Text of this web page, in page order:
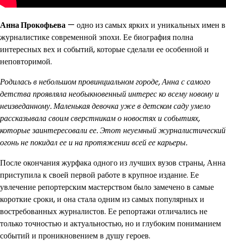
Анна Прокофьева — одно из самых ярких и уникальных имен в
журналистике современной эпохи. Ее биография полна
интересных вех и событий, которые сделали ее особенной и
неповторимой.
Родилась в небольшом провинциальном городе, Анна с самого
детства проявляла необыкновенный интерес ко всему новому и
неизведанному. Маленькая девочка уже в детском саду умело
рассказывала своим сверстникам о новостях и событиях,
которые заинтересовали ее. Этот неуемный журналистический
огонь не покидал ее и на протяжении всей ее карьеры.
После окончания журфака одного из лучших вузов страны, Анна
приступила к своей первой работе в крупное издание. Ее
увлечение репортерским мастерством было замечено в самые
короткие сроки, и она стала одним из самых популярных и
востребованных журналистов. Ее репортажи отличались не
только точностью и актуальностью, но и глубоким пониманием
событий и проникновением в душу героев.